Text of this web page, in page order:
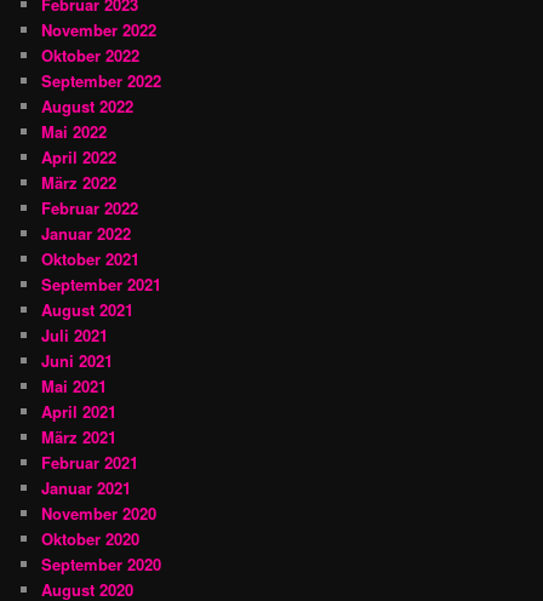
November 2022
Oktober 2022
September 2022
August 2022
Mai 2022
April 2022
März 2022
Februar 2022
Januar 2022
Oktober 2021
September 2021
August 2021
Juli 2021
Juni 2021
Mai 2021
April 2021
März 2021
Februar 2021
Januar 2021
November 2020
Oktober 2020
September 2020
August 2020